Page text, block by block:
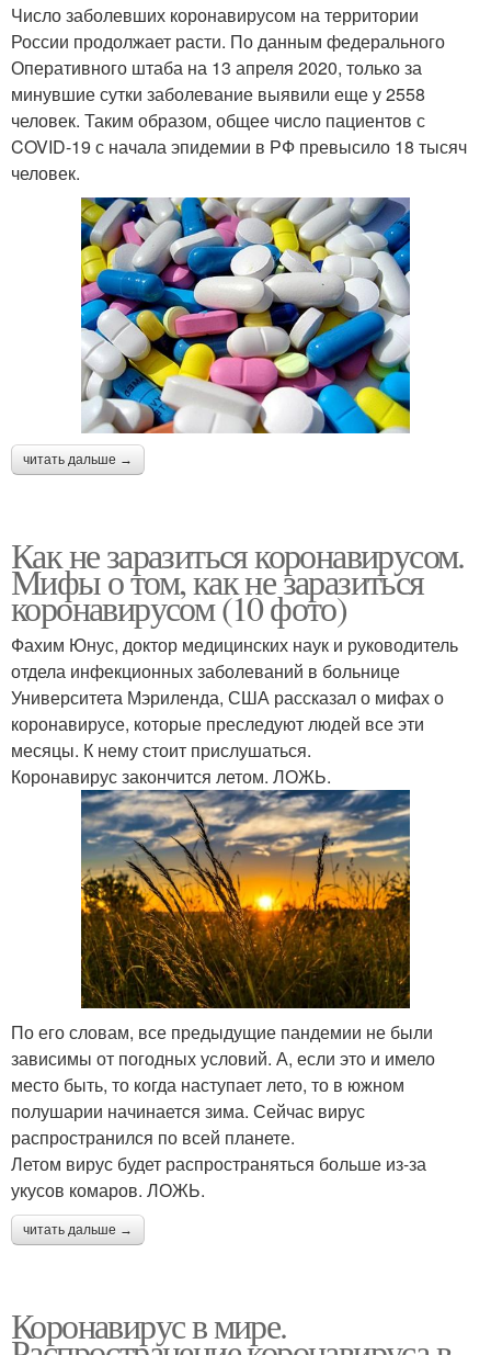
Число заболевших коронавирусом на территории
России продолжает расти. По данным федерального
Оперативного штаба на 13 апреля 2020, только за
минувшие сутки заболевание выявили еще у 2558
человек. Таким образом, общее число пациентов с
COVID-19 с начала эпидемии в РФ превысило 18 тысяч
человек.
читать дальше →
Как не заразиться коронавирусом.
Мифы о том, как не заразиться
коронавирусом (10 фото)
Фахим Юнус, доктор медицинских наук и руководитель
отдела инфекционных заболеваний в больнице
Университета Мэриленда, США рассказал о мифах о
коронавирусе, которые преследуют людей все эти
месяцы. К нему стоит прислушаться.
Коронавирус закончится летом. ЛОЖЬ.
По его словам, все предыдущие пандемии не были
зависимы от погодных условий. А, если это и имело
место быть, то когда наступает лето, то в южном
полушарии начинается зима. Сейчас вирус
распространился по всей планете.
Летом вирус будет распространяться больше из-за
укусов комаров. ЛОЖЬ.
читать дальше →
Коронавирус в мире.